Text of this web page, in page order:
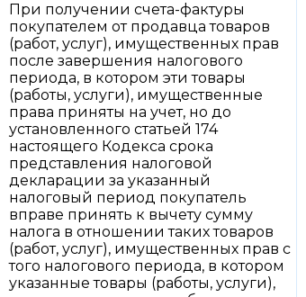
При получении счета-фактуры
покупателем от продавца товаров
(работ, услуг), имущественных прав
после завершения налогового
периода, в котором эти товары
(работы, услуги), имущественные
права приняты на учет, но до
установленного статьей 174
настоящего Кодекса срока
представления налоговой
декларации за указанный
налоговый период покупатель
вправе принять к вычету сумму
налога в отношении таких товаров
(работ, услуг), имущественных прав с
того налогового периода, в котором
указанные товары (работы, услуги),